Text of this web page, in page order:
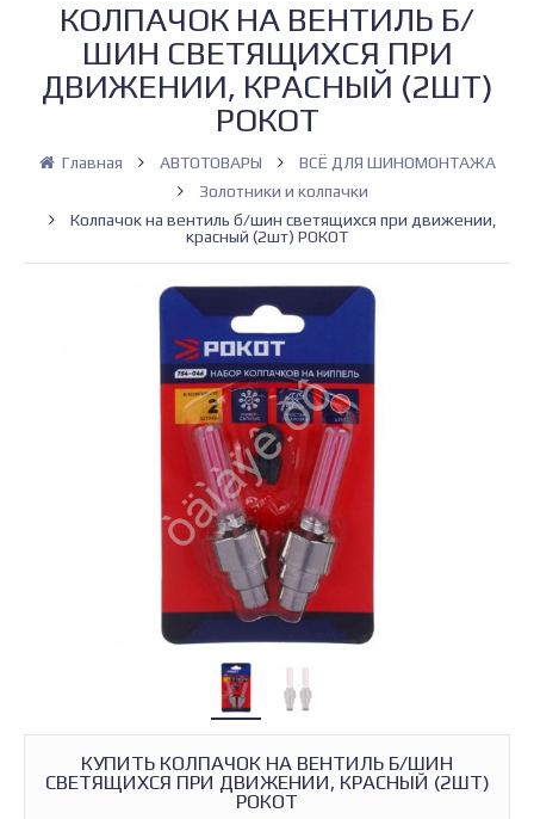
КОЛПАЧОК НА ВЕНТИЛЬ Б/
ШИН СВЕТЯЩИХСЯ ПРИ
ДВИЖЕНИИ, КРАСНЫЙ (2ШТ)
РОКОТ
Главная АВТОТОВАРЫ
ВСЁ ДЛЯ ШИНОМОНТАЖА
Золотники и колпачки
Колпачок на вентиль б/шин светящихся при движении,
красный (2шт) РОКОТ
КУПИТЬ КОЛПАЧОК НА ВЕНТИЛЬ Б/ШИН
СВЕТЯЩИХСЯ ПРИ ДВИЖЕНИИ, КРАСНЫЙ (2ШТ)
РОКОТ